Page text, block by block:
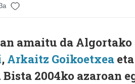
amaitu da Algortako
, Arkaitz Goikoetxea
Bista 2004ko azaroan